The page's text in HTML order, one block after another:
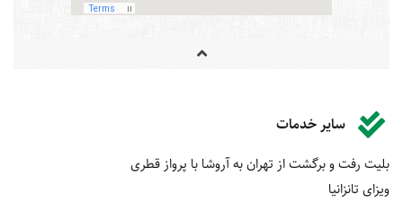
سایر خدمات
بلیت رفت و برگشت از تهران به آروشا با پرواز قطری
ویزای تانزانیا